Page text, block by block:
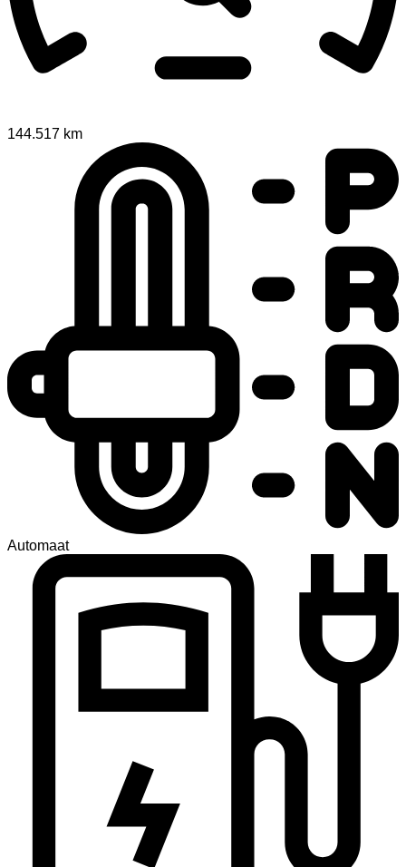
144.517 km
Automaat